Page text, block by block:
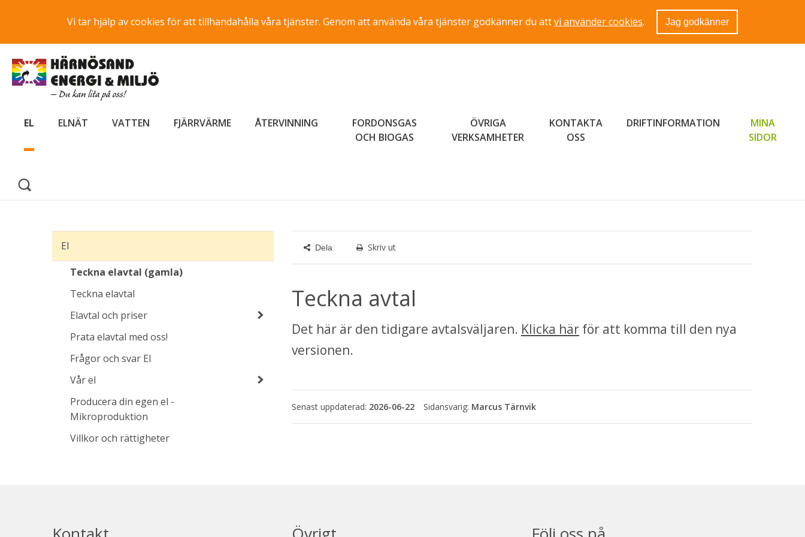
Vi tar hjälp av cookies för att tillhandahålla våra tjänster. Genom att använda våra tjänster godkänner du attvi använder cookies. Jag godkänner
EL ELNÄT VATTEN FJÄRRVÄRME ÅTERVINNING
FORDONSGAS
OCH BIOGAS
ÖVRIGA
VERKSAMHETER
KONTAKTA
OSS
DRIFTINFORMATION
MINA
SIDORLÄNK
El
Teckna elavtal (gamla)
Teckna elavtal
Elavtal och priser
Prata elavtal med oss!
Frågor och svar El
Vår el
Producera din egen el -
Mikroproduktion
Villkor och rättigheter
Dela Skriv ut
Teckna avtal
Det här är den tidigare avtalsväljaren. Klicka här för att komma till den nya
versionen.
Senast uppdaterad: 2026-06-22 Marcus Tärnvik